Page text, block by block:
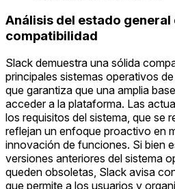
Análisis del estado
compatibilidad
Slack demuestra una sólida
principales sistemas operativos
que garantiza que una amplia
acceder a la plataforma. Las
los requisitos del sistema, que se
reflejan un enfoque proactivo en
innovación de funciones. Si bien
versiones anteriores del sistema
queden obsoletas, Slack avisa
que permite a los usuarios y